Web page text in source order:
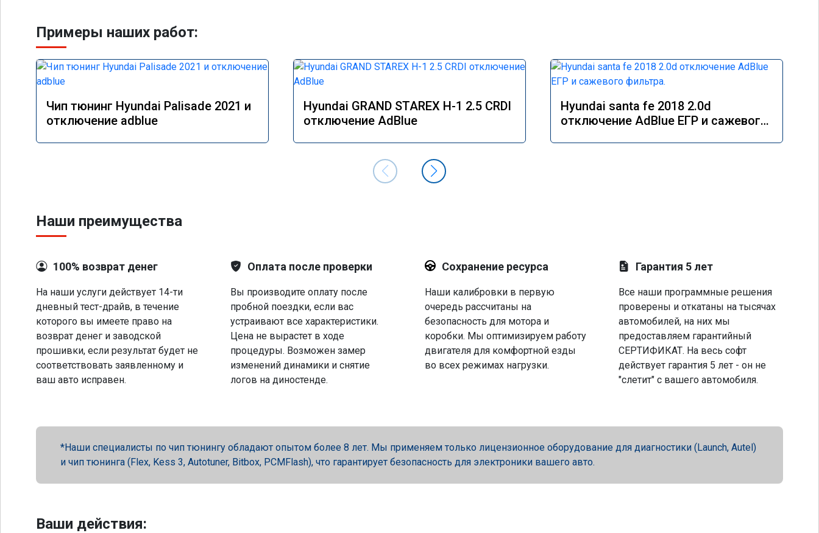
Примеры наших работ:
Чип тюнинг Hyundai Palisade 2021 и
отключение adblue
Hyundai GRAND STAREX H-1 2.5 CRDI
отключение AdBlue
Hyundai santa fe 2018 2.0d
отключение AdBlue ЕГР и сажевого
Наши преимущества
100% возврат денег
На наши услуги действует 14-ти
дневный тест-драйв, в течение
которого вы имеете право на
возврат денег и заводской
прошивки, если результат будет не
соответствовать заявленному и
ваш авто исправен.
Оплата после проверки
Вы производите оплату после
пробной поездки, если вас
устраивают все характеристики.
Цена не вырастет в ходе
процедуры. Возможен замер
изменений динамики и снятие
логов на диностенде.
Сохранение ресурса
Наши калибровки в первую
очередь рассчитаны на
безопасность для мотора и
коробки. Мы оптимизируем работу
двигателя для комфортной езды
во всех режимах нагрузки.
Гарантия 5 лет
Все наши программные решения
проверены и откатаны на тысячах
автомобилей, на них мы
предоставляем гарантийный
СЕРТИФИКАТ. На весь софт
действует гарантия 5 лет - он не
"слетит" с вашего автомобиля.
Наши специалисты по чип тюнингу обладают опытом более 8 лет. Мы применяем только лицензионное оборудование для диагностики (Launch, Autel)
и чип тюнинга (Flex, Kess 3, Autotuner, Bitbox, PCMFlash), что гарантирует безопасность для электроники вашего авто.
Ваши действия: